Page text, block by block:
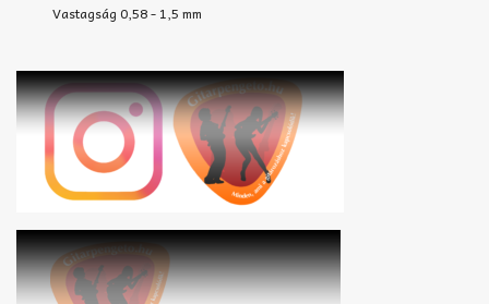
Vastagság 0,58 - 1,5 mm